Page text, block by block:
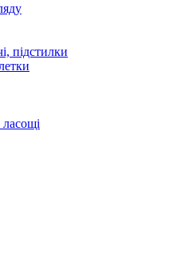
підстилки
ласощі